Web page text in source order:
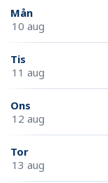
Mån
10 aug
Tis
11 aug
Ons
12 aug
Tor
13 aug